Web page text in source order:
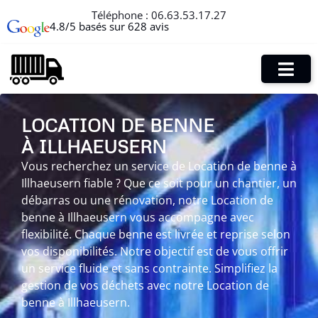
Téléphone : 06.63.53.17.27
4.8/5 basés sur 628 avis
LOCATION DE BENNE
À ILLHAEUSERN
Vous recherchez un service de Location de benne à
Illhaeusern fiable ? Que ce soit pour un chantier, un
débarras ou une rénovation, notre Location de
benne à Illhaeusern vous accompagne avec
flexibilité. Chaque benne est livrée et reprise selon
vos disponibilités. Notre objectif est de vous offrir
un service fluide et sans contrainte. Simplifiez la
gestion de vos déchets avec notre Location de
benne à Illhaeusern.